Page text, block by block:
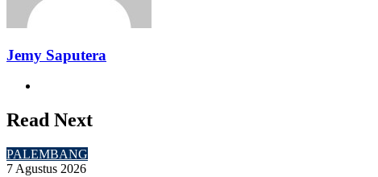
Jemy Saputera
Read Next
PALEMBANG
7 Agustus 2026